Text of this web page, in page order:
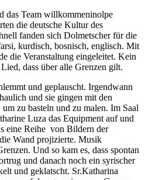
das Team willkommeninolpe
die deutsche Kultur des
fanden sich Dolmetscher für die
kurdisch, bosnisch, englisch. Mit
die Veranstaltung eingeleitet. Kein
dass über alle Grenzen gilt.
und geplauscht. Irgendwann
und sie gingen mit den
zu basteln und zu malen. Im Saal
Luza das Equipment auf und
eine Reihe von Bildern der
Wand projizierte. Musik
Und so kam es, dass spontan
und danach noch ein syrischer
und geklatscht. Sr.Katharina